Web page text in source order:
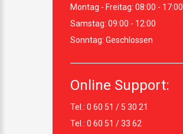
Montag - Freitag: 08:00 - 17:00
Samstag: 09:00 - 12:00
Sonntag: Geschlossen
Online Support:
Tel.: 0 60 51 / 5 30 21
Tel.: 0 60 51 / 33 62